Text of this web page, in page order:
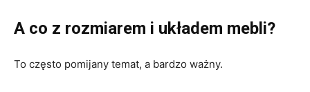
A co z rozmiarem i układem mebli?
To często pomijany temat, a bardzo ważny.